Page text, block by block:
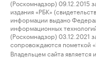
(Роскомнадзор)
издания «РБК»
информации выдано
информационных
(Роскомнадзор)
сопровождаются пометкой
Владельцем сайта является